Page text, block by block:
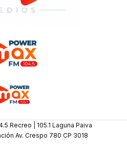
Recreo | 105.1 Laguna Paiva
Av. Crespo 780 CP 3018